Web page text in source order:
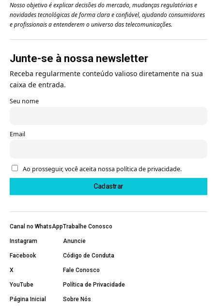
Nosso objetivo é explicar decisões do mercado, mudanças regulatórias e
novidades tecnológicas de forma clara e confiável, ajudando consumidores
e profissionais a entenderem o universo das telecomunicações.
Junte-se à nossa newsletter
Receba regularmente conteúdo valioso diretamente na sua
caixa de entrada.
Seu nome
Email
Ao prosseguir, você aceita nossa política de privacidade.
Canal no WhatsApp
Instagram
Facebook
X
YouTube
Página Inicial
Trabalhe Conosco
Anuncie
Código de Conduta
Fale Conosco
Política de Privacidade
Sobre Nós